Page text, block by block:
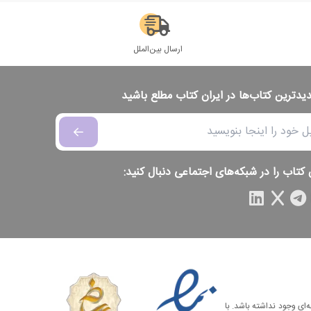
ارسال بین‌الملل
کتاب‌ها در ایران کتاب مطلع باشید
کتاب را در شبکه‌های اجتماعی دنبال کنید:
وجود نداشته باشد. با